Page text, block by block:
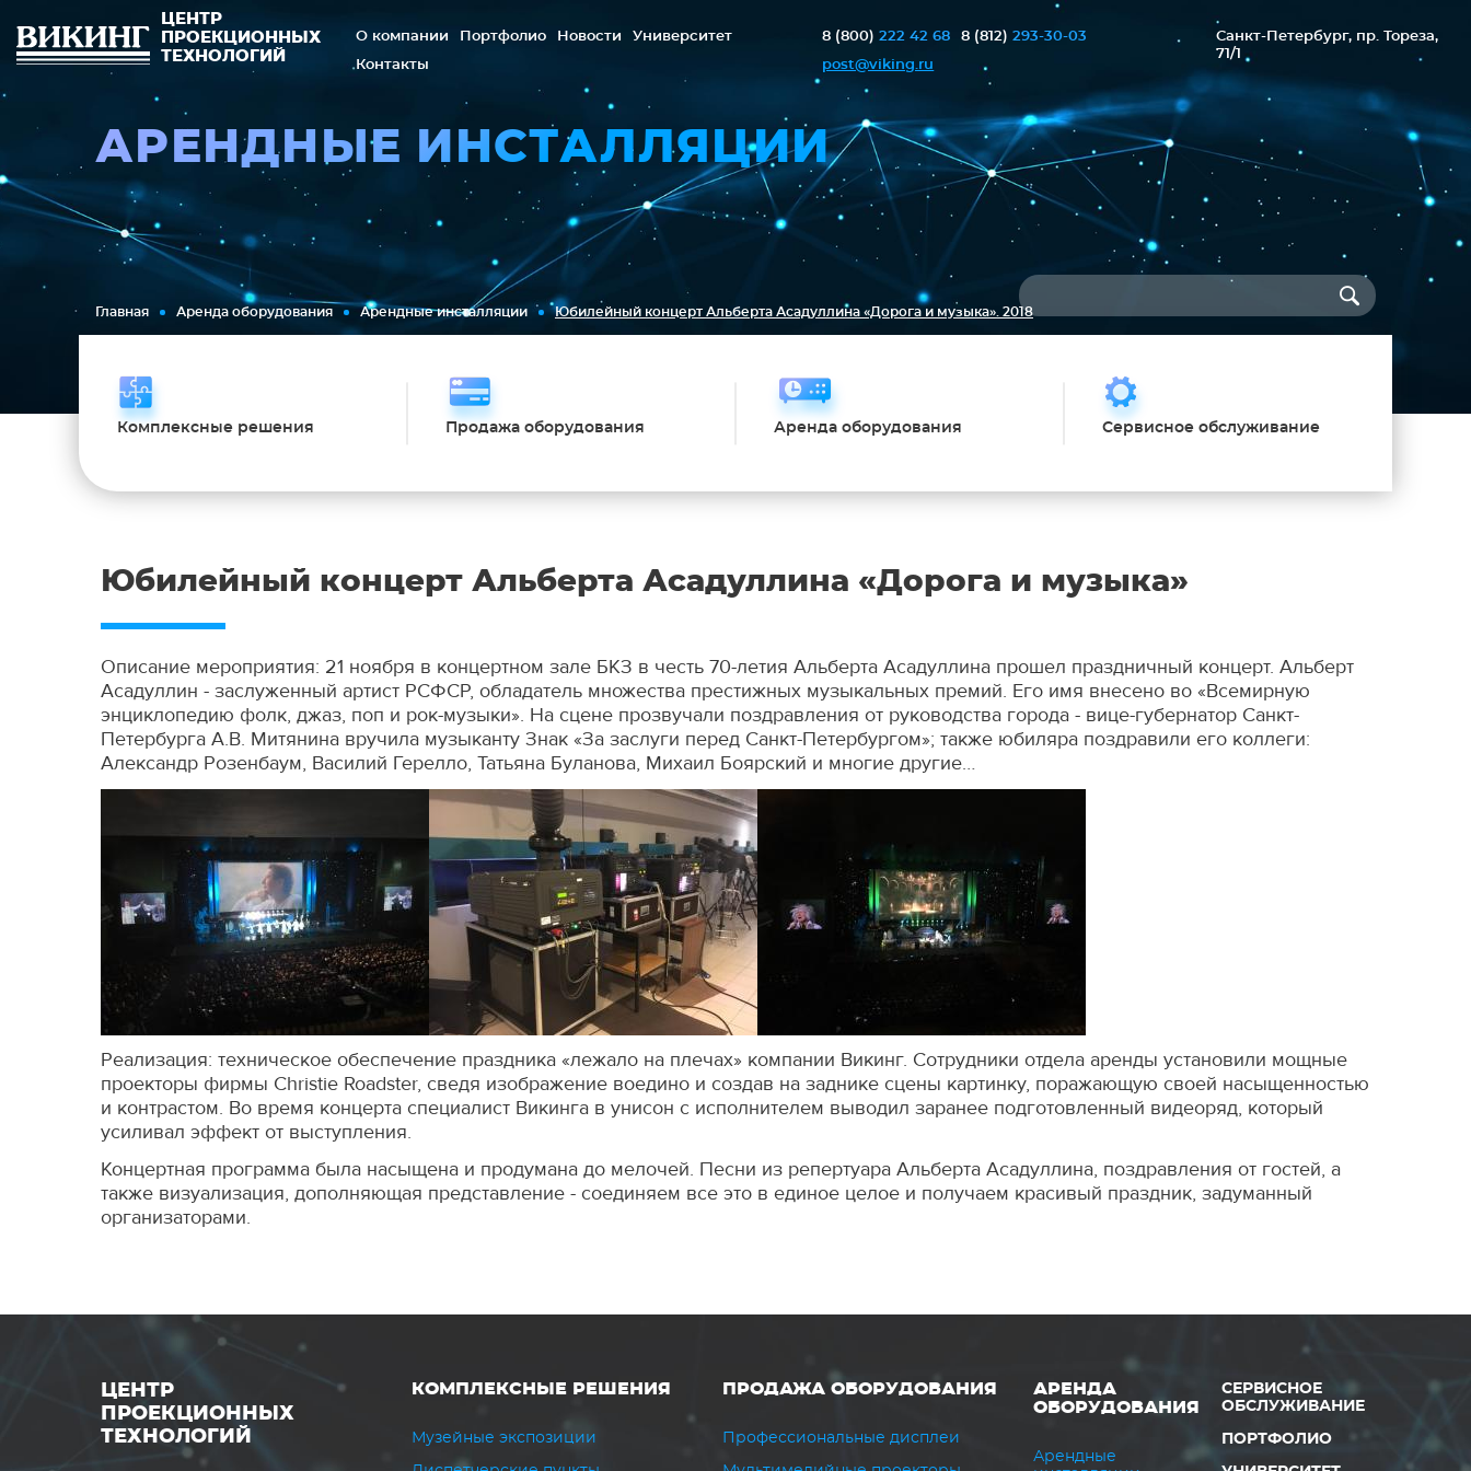
ЦЕНТР
ПРОЕКЦИОННЫХ
ТЕХНОЛОГИЙ
О компании Портфолио Новости
Университет
Контакты
8 (800) 222 42 68 8 (812) 293-30-03
post@viking.ru
Санкт-Петербург, пр. Тореза,
71/1
АРЕНДНЫЕ ИНСТАЛЛЯЦИИ
Главная Аренда оборудования Арендные инсталляции Юбилейный концерт Альберта Асадуллина «Дорога и музыка». 2018
Комплексные решения Продажа оборудования Аренда оборудования Сервисное обслуживание
Юбилейный концерт Альберта Асадуллина «Дорога и музыка»
Описание мероприятия: 21 ноября в концертном зале БКЗ в честь 70-летия Альберта Асадуллина прошел праздничный концерт. Альберт
Асадуллин - заслуженный артист РСФСР, обладатель множества престижных музыкальных премий. Его имя внесено во «Всемирную
энциклопедию фолк, джаз, поп и рок-музыки». На сцене прозвучали поздравления от руководства города - вице-губернатор Санкт-
Петербурга А.В. Митянина вручила музыканту Знак «За заслуги перед Санкт-Петербургом»; также юбиляра поздравили его коллеги:
Александр Розенбаум, Василий Герелло, Татьяна Буланова, Михаил Боярский и многие другие…
Реализация: техническое обеспечение праздника «лежало на плечах» компании Викинг. Сотрудники отдела аренды установили мощные
проекторы фирмы Christie Roadster, сведя изображение воедино и создав на заднике сцены картинку, поражающую своей насыщенностью
и контрастом. Во время концерта специалист Викинга в унисон с исполнителем выводил заранее подготовленный видеоряд, который
усиливал эффект от выступления.
Концертная программа была насыщена и продумана до мелочей. Песни из репертуара Альберта Асадуллина, поздравления от гостей, а
также визуализация, дополняющая представление - соединяем все это в единое целое и получаем красивый праздник, задуманный
организаторами.
ЦЕНТР
ПРОЕКЦИОННЫХ
ТЕХНОЛОГИЙ
КОМПЛЕКСНЫЕ РЕШЕНИЯ
Музейные экспозиции
ПРОДАЖА ОБОРУДОВАНИЯ
Профессиональные дисплеи
АРЕНДА
ОБОРУДОВАНИЯ
Арендные
СЕРВИСНОЕ
ОБСЛУЖИВАНИЕ
ПОРТФОЛИО